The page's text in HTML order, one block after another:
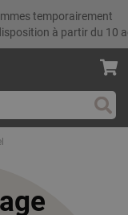
temporairement
à partir du 10